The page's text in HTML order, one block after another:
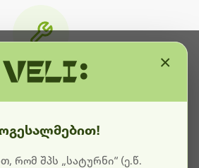
შეფერხებისთვის. ამჟამად
განახლება და ტექნიკური
რომ შპს „სატურნი“ (ე.წ.
×